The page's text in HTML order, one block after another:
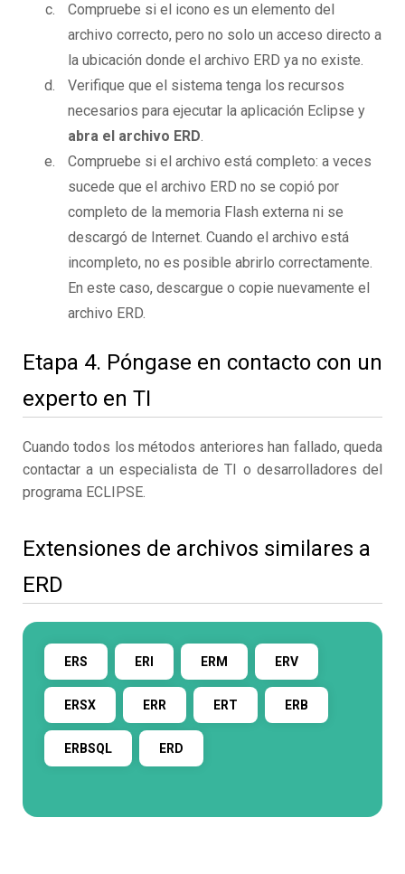
Compruebe si el icono es un elemento del
archivo correcto, pero no solo un acceso directo a
la ubicación donde el archivo ERD ya no existe.
Verifique que el sistema tenga los recursos
necesarios para ejecutar la aplicación Eclipse y
abra el archivo ERD.
Compruebe si el archivo está completo: a veces
sucede que el archivo ERD no se copió por
completo de la memoria Flash externa ni se
descargó de Internet. Cuando el archivo está
incompleto, no es posible abrirlo correctamente.
En este caso, descargue o copie nuevamente el
archivo ERD.
Etapa 4. Póngase en contacto con un
experto en TI
Cuando todos los métodos anteriores han fallado, queda
contactar a un especialista de TI o desarrolladores del
programa ECLIPSE.
Extensiones de archivos similares a
ERD
ERS ERI ERM ERV
ERSX ERR ERT ERB
ERBSQL ERD